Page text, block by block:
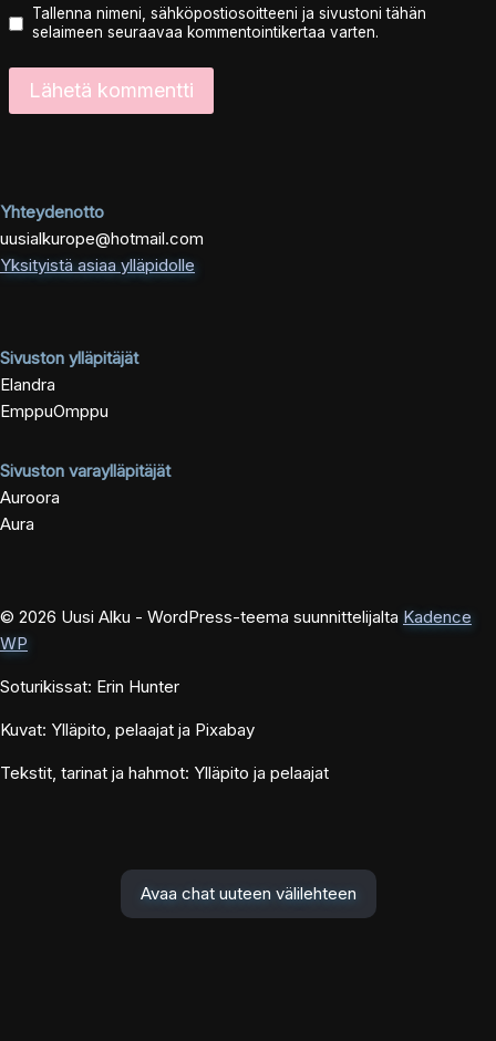
Tallenna nimeni, sähköpostiosoitteeni ja sivustoni tähän
selaimeen seuraavaa kommentointikertaa varten.
Yhteydenotto
uusialkurope@hotmail.com
Yksityistä asiaa ylläpidolle
Sivuston ylläpitäjät
Elandra
EmppuOmppu
Sivuston varaylläpitäjät
Auroora
Aura
© 2026 Uusi Alku - WordPress-teema suunnittelijalta Kadence
WP
Soturikissat: Erin Hunter
Kuvat: Ylläpito, pelaajat ja Pixabay
Tekstit, tarinat ja hahmot: Ylläpito ja pelaajat
Avaa chat uuteen välilehteen